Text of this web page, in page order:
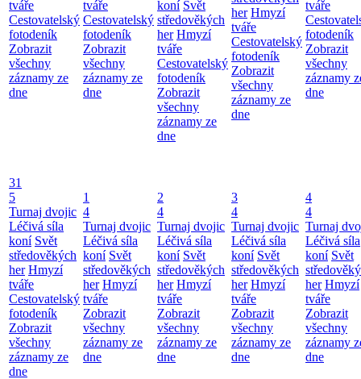
tváře
Cestovatelský
fotodeník
Zobrazit
všechny
záznamy ze
dne
tváře
Cestovatelský
fotodeník
Zobrazit
všechny
záznamy ze
dne
koní Svět
středověkých
her Hmyzí
tváře
Cestovatelský
fotodeník
Zobrazit
všechny
záznamy ze
dne
her Hmyzí
tváře
Cestovatelský
fotodeník
Zobrazit
všechny
záznamy ze
dne
tváře
fotodeník
Zobrazit
všechny
záznamy
dne
31
5
Turnaj dvojic
Léčivá síla
koní Svět
středověkých
her Hmyzí
tváře
Cestovatelský
fotodeník
Zobrazit
všechny
záznamy ze
dne
1
4
Turnaj dvojic
Léčivá síla
koní Svět
středověkých
her Hmyzí
tváře
Zobrazit
všechny
záznamy ze
dne
2
4
Turnaj dvojic
Léčivá síla
koní Svět
středověkých
her Hmyzí
tváře
Zobrazit
všechny
záznamy ze
dne
3
4
Turnaj dvojic
Léčivá síla
koní Svět
středověkých
her Hmyzí
tváře
Zobrazit
všechny
záznamy ze
dne
4
4
Turnaj
Léčivá síla
koní Svět
her Hmyzí
tváře
Zobrazit
všechny
záznamy
dne